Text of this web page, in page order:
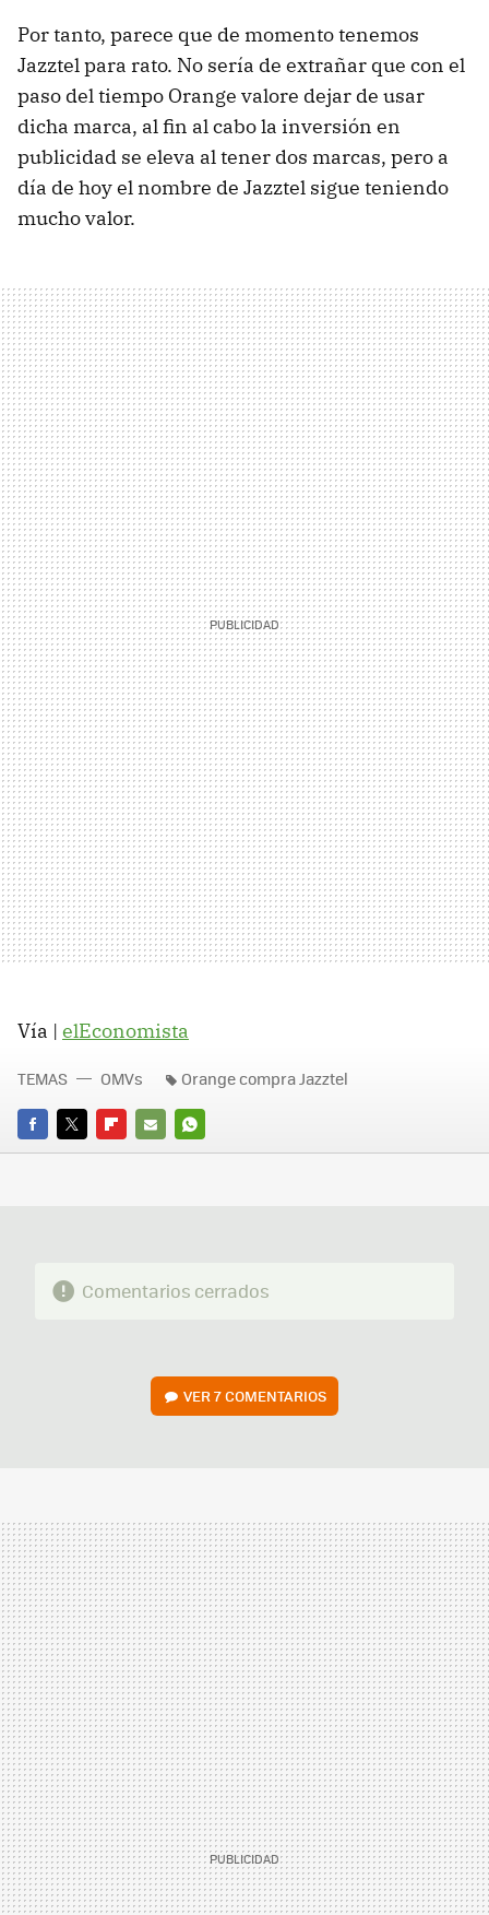
Por tanto, parece que de momento tenemos
Jazztel para rato. No sería de extrañar que con el
paso del tiempo Orange valore dejar de usar
dicha marca, al fin al cabo la inversión en
publicidad se eleva al tener dos marcas, pero a
día de hoy el nombre de Jazztel sigue teniendo
mucho valor.
Vía | elEconomista
FACEBOOK
TWITTERFLIPBOARD
E-
WHATSAPP
TEMAS OMVs Orange compra Jazztel
Comentarios cerrados
VER7 COMENTARIOS